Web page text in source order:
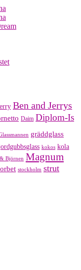
Ben and Jerrys
Daim Diplom-Is
gräddglass
kokos kola
Björnen Magnum
stockholm strut